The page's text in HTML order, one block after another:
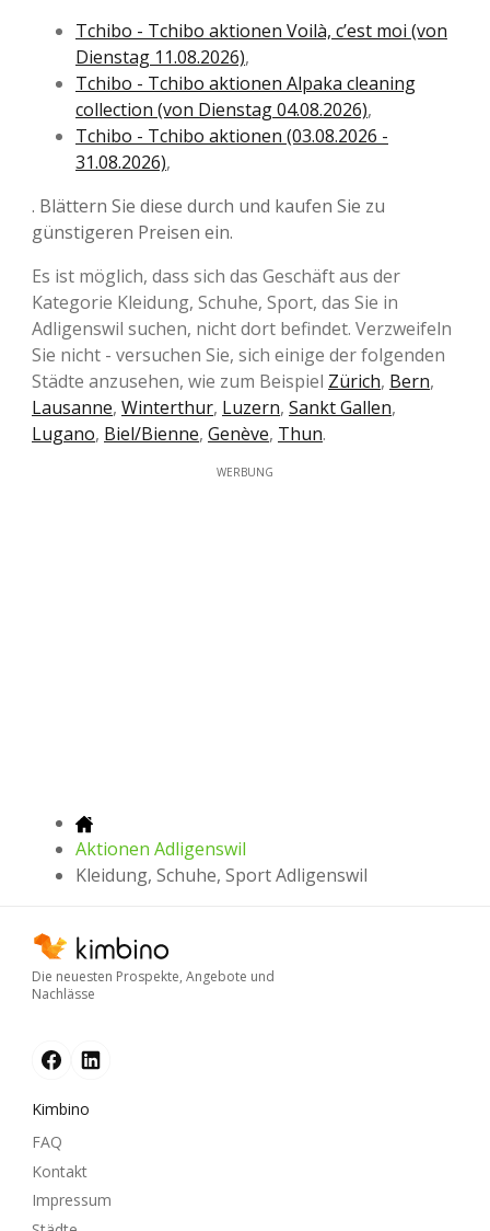
Tchibo - Tchibo aktionen Voilà, c’est moi (von
Dienstag 11.08.2026),
Tchibo - Tchibo aktionen Alpaka cleaning
collection (von Dienstag 04.08.2026),
Tchibo - Tchibo aktionen (03.08.2026 -
31.08.2026),
. Blättern Sie diese durch und kaufen Sie zu
günstigeren Preisen ein.
Es ist möglich, dass sich das Geschäft aus der
Kategorie Kleidung, Schuhe, Sport, das Sie in
Adligenswil suchen, nicht dort befindet. Verzweifeln
Sie nicht - versuchen Sie, sich einige der folgenden
Städte anzusehen, wie zum Beispiel Zürich, Bern,
Lausanne, Winterthur, Luzern, Sankt Gallen,
Lugano, Biel/Bienne, Genève, Thun.
WERBUNG
Aktionen Adligenswil
Kleidung, Schuhe, Sport Adligenswil
Die neuesten Prospekte, Angebote und
Nachlässe
Kimbino
FAQ
Kontakt
Impressum